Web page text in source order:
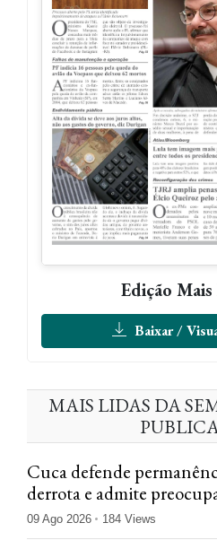
Edição
Baixar /
MAIS LIDAS DA
Cuca defende
derrota e admite
09 Ago 2026 184 Views